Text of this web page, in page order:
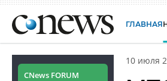
ГЛАВНАЯ
CNews FORUM
10 июля